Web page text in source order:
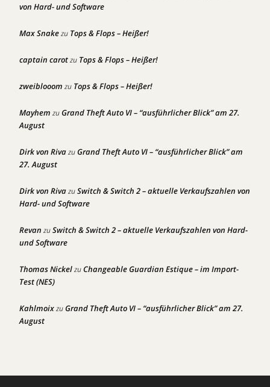
von Hard- und Software
Max Snakezu Tops & Flops – Heißer!
captain carotzu Tops & Flops – Heißer!
zweiblooom zu Tops & Flops – Heißer!
Mayhem zuGrand Theft Auto VI – “ausführlicher Blick” am 27.
August
Dirk von RivazuGrand Theft Auto VI – “ausführlicher Blick” am
27. August
Dirk von RivazuSwitch & Switch 2 – aktuelle Verkaufszahlen von
Hard- und Software
Revan zuSwitch & Switch 2 – aktuelle Verkaufszahlen von Hard-
und Software
Thomas NickelzuChangeable Guardian Estique – im Import-
Test (NES)
KahlmoixzuGrand Theft Auto VI – “ausführlicher Blick” am 27.
August